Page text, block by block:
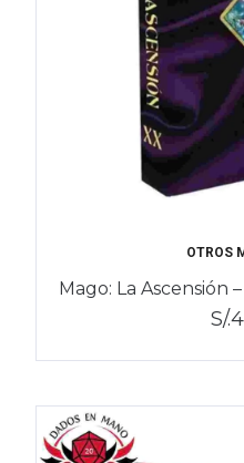
OTROS
Mago: La Ascensión
S/